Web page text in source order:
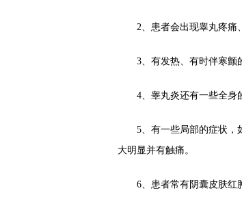
2、患者会出现睾丸疼痛、
3、有发热、有时伴寒颤
4、睾丸炎还有一些全身的
5、有一些局部的症状，如
大明显并有触痛。
6、患者常有阴囊皮肤红肿